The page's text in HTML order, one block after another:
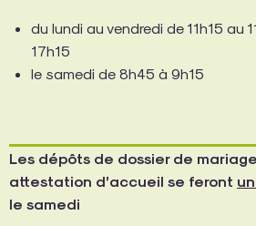
du lundi au vendredi de 11h15 au
17h15
le samedi de 8h45 à 9h15
Les dépôts de dossier de
attestation d’accueil se feront
le samedi